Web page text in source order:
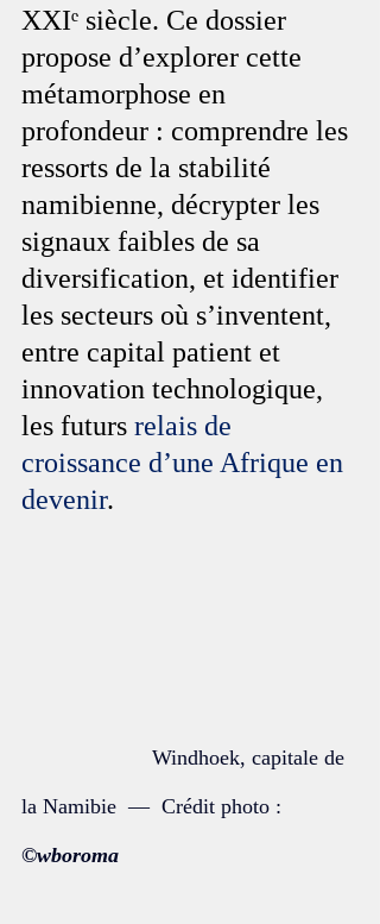
XXIᵉ siècle. Ce dossier
propose d’explorer cette
métamorphose en
profondeur : comprendre les
ressorts de la stabilité
namibienne, décrypter les
signaux faibles de sa
diversification, et identifier
les secteurs où s’inventent,
entre capital patient et
innovation technologique,
les futurs relais de
croissance d’une Afrique en
devenir.
la Namibie  —  Crédit photo :
©wboroma